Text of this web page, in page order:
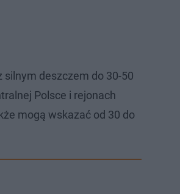
silnym deszczem do 30-50
Polsce i rejonach
mogą wskazać od 30 do